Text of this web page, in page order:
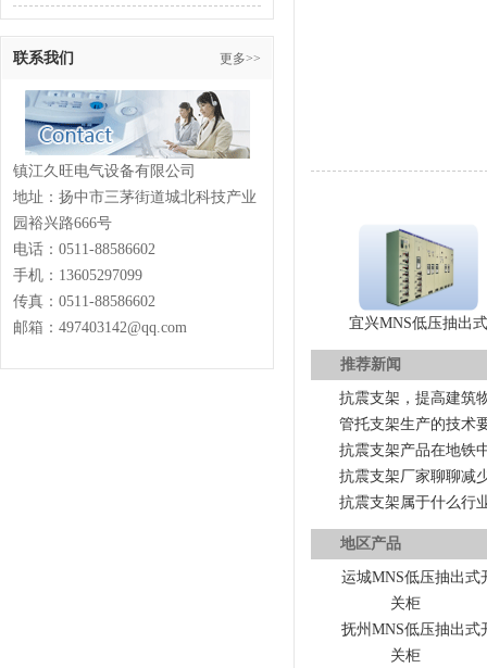
联系我们 更多>>
镇江久旺电气设备有限公司
地址：扬中市三茅街道城北科技产业
园裕兴路666号
电话： 0511-88586602
手机：13605297099
传真： 0511-88586602
邮箱：497403142@qq.com
宜兴MNS低压抽出
推荐新闻
抗震支架，提高建筑
管托支架生产的技术
抗震支架产品在地铁
抗震支架厂家聊聊减
抗震支架属于什么行
地区产品
运城MNS低压抽出式
关柜
抚州MNS低压抽出式
关柜